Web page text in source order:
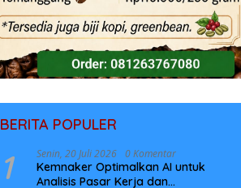
BERITA POPULER
1 Senin, 20 Juli 2026 0 Komentar
Kemnaker Optimalkan AI untuk
Analisis Pasar Kerja dan